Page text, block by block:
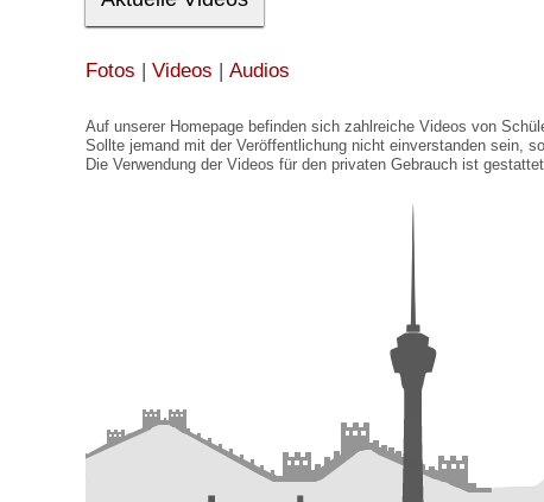
Fotos | Videos | Audios
Auf unserer Homepage befinden sich zahlreiche Videos von
Sollte jemand mit der Veröffentlichung nicht einverstanden sein,
Die Verwendung der Videos für den privaten Gebrauch ist gestattet.